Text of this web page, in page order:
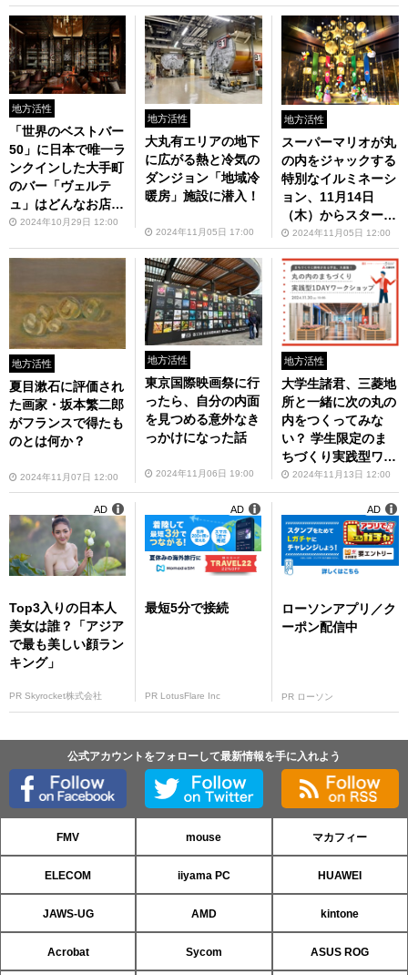
地方活性
「世界のベストバー
50」に日本で唯一ラ
ンクインした大手町
のバー「ヴェルテ
ュ」はどんなお店な
のか2024年10月29日 12:00
地方活性
大丸有エリアの地下
に広がる熱と冷気の
ダンジョン「地域冷
暖房」施設に潜入！
2024年11月05日 17:00
地方活性
スーパーマリオが丸
の内をジャックする
特別なイルミネーシ
ョン、11月14日
（木）からスター
ト！2024年11月05日 12:00
地方活性
夏目漱石に評価され
た画家・坂本繁二郎
がフランスで得たも
のとは何か？
2024年11月07日 12:00
地方活性
東京国際映画祭に行
ったら、自分の内面
を見つめる意外なき
っかけになった話
2024年11月06日 19:00
地方活性
大学生諸君、三菱地
所と一緒に次の丸の
内をつくってみな
い？ 学生限定のま
ちづくり実践型ワー
クショップ参加者を
大募集！
2024年11月13日 12:00
Top3入りの日本人
美女は誰？「アジア
で最も美しい顔ラン
キング」
PR Skyrocket株式会社
AD
最短5分で接続
PR LotusFlare Inc
AD
ローソンアプリ／ク
ーポン配信中
PR ローソン
AD
公式アカウントをフォローして最新情報を手に入れよう
FMV mouse マカフィー
ELECOM iiyama PC HUAWEI
JAWS-UG AMD kintone
Acrobat Sycom ASUS ROG